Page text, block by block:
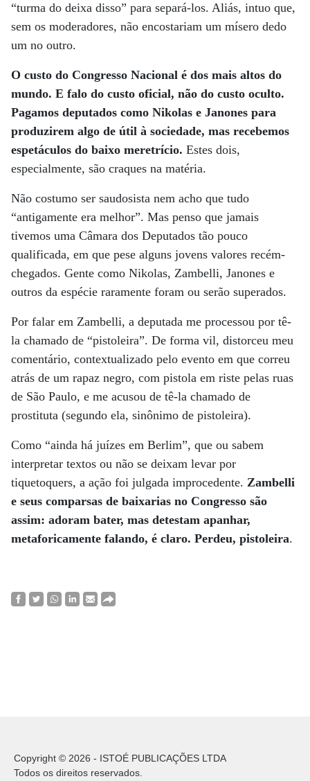
“turma do deixa disso” para separá-los. Aliás, intuo que,
sem os moderadores, não encostariam um mísero dedo
um no outro.
O custo do Congresso Nacional é dos mais altos do
mundo. E falo do custo oficial, não do custo oculto.
Pagamos deputados como Nikolas e Janones para
produzirem algo de útil à sociedade, mas recebemos
espetáculos do baixo meretrício. Estes dois,
especialmente, são craques na matéria.
Não costumo ser saudosista nem acho que tudo
“antigamente era melhor”. Mas penso que jamais
tivemos uma Câmara dos Deputados tão pouco
qualificada, em que pese alguns jovens valores recém-
chegados. Gente como Nikolas, Zambelli, Janones e
outros da espécie raramente foram ou serão superados.
Por falar em Zambelli, a deputada me processou por tê-
la chamado de “pistoleira”. De forma vil, distorceu meu
comentário, contextualizado pelo evento em que correu
atrás de um rapaz negro, com pistola em riste pelas ruas
de São Paulo, e me acusou de tê-la chamado de
prostituta (segundo ela, sinônimo de pistoleira).
Como “ainda há juízes em Berlim”, que ou sabem
interpretar textos ou não se deixam levar por
tiquetoquers, a ação foi julgada improcedente. Zambelli
e seus comparsas de baixarias no Congresso são
assim: adoram bater, mas detestam apanhar,
metaforicamente falando, é claro. Perdeu, pistoleira.
Copyright © 2026 - ISTOÉ PUBLICAÇÕES LTDA
Todos os direitos reservados.